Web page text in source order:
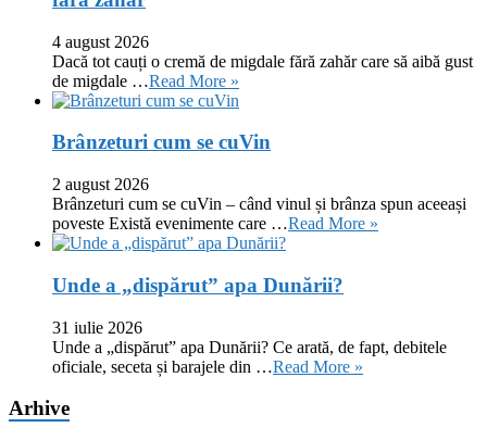
4 august 2026
Dacă tot cauți o cremă de migdale fără zahăr care să aibă gust
de migdale …Read More »
Brânzeturi cum se cuVin
2 august 2026
Brânzeturi cum se cuVin – când vinul și brânza spun aceeași
poveste Există evenimente care …Read More »
Unde a „dispărut” apa Dunării?
31 iulie 2026
Unde a „dispărut” apa Dunării? Ce arată, de fapt, debitele
oficiale, seceta și barajele din …Read More »
Arhive